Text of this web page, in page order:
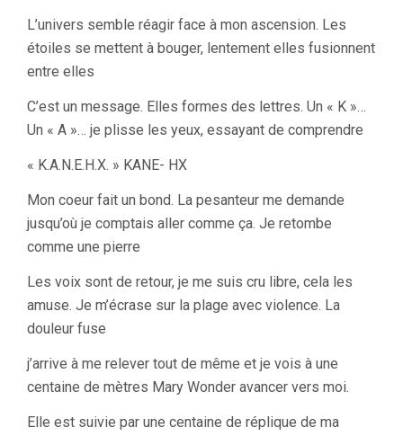
L’univers semble réagir face à mon ascension. Les
étoiles se mettent à bouger, lentement elles fusionnent
entre elles
C’est un message. Elles formes des lettres. Un « K »…
Un « A »… je plisse les yeux, essayant de comprendre
« K.A.N.E.H.X. » KANE- HX
Mon coeur fait un bond. La pesanteur me demande
jusqu’où je comptais aller comme ça. Je retombe
comme une pierre
Les voix sont de retour, je me suis cru libre, cela les
amuse. Je m’écrase sur la plage avec violence. La
douleur fuse
j’arrive à me relever tout de même et je vois à une
centaine de mètres Mary Wonder avancer vers moi.
Elle est suivie par une centaine de réplique de ma